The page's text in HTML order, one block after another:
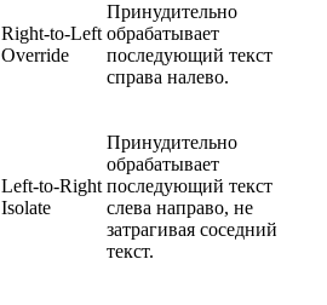
Right-to-Left
Override
Принудительно
обрабатывает
последующий текст
справа налево.
Left‑to‑Right
Isolate
Принудительно
обрабатывает
последующий текст
слева направо, не
затрагивая соседний
текст.